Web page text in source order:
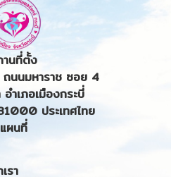
านที่ตั้ง
นนมหาราช ซอย 4
ำเภอเมืองกระบี่
ประเทศไทย
แผนที่
รา